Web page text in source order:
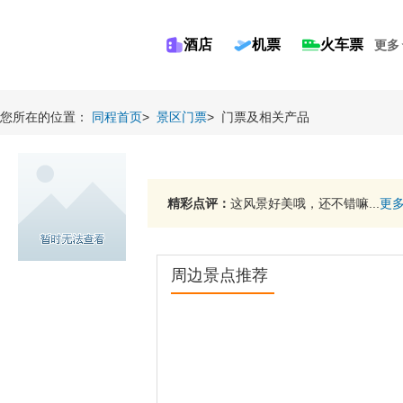
酒店 机票 火车票 更多
您所在的位置： 同程首页> 景区门票> 门票及相关产品
精彩点评： 这风景好美哦，还不错嘛... 更
周边景点推荐